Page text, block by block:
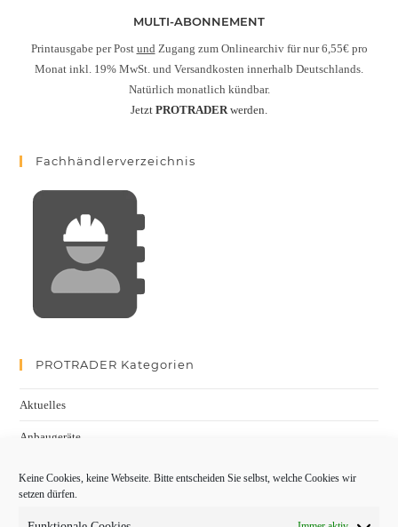
Keine Cookies, keine Webseite. Bitte entscheiden Sie selbst, welche Cookies wir
setzen dürfen.
MULTI-ABONNEMENT
Printausgabe per Post und Zugang zum Onlinearchiv für nur 6,55€ pro
Monat inkl. 19% MwSt. und Versandkosten innerhalb Deutschlands.
Natürlich monatlich kündbar.
Jetzt PROTRADERwerden.
Fachhändlerverzeichnis
PROTRADER Kategorien
Aktuelles
Anbaugeräte
Baumaschinen